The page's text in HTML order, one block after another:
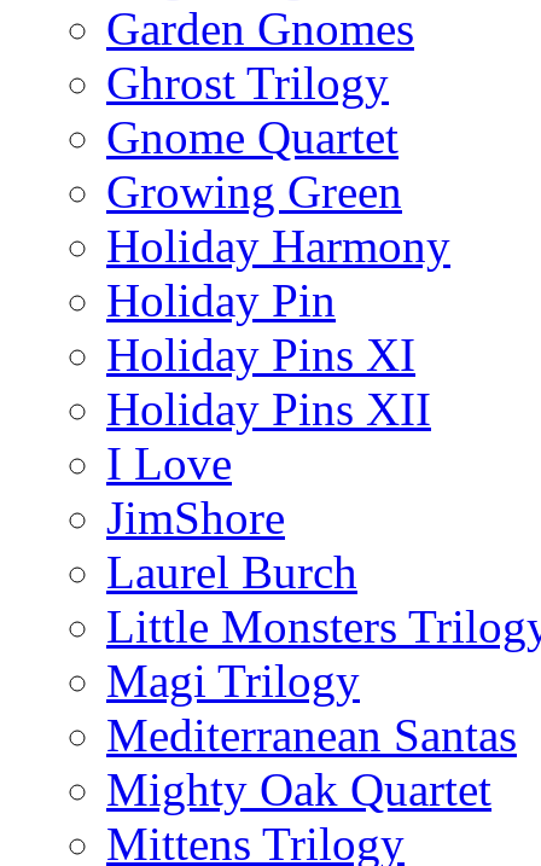
Garden Gnomes
Ghrost Trilogy
Gnome Quartet
Growing Green
Holiday Harmony
Holiday Pin
Holiday Pins XI
Holiday Pins XII
I Love
JimShore
Laurel Burch
Little Monsters
Magi Trilogy
Mediterranean Santas
Mighty Oak Quartet
Mittens Trilogy